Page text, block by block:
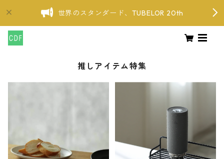
世界のスタンダード、TUBELOR 20th
推しアイテム特集